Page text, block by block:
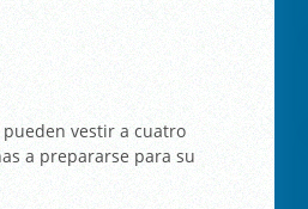
pueden vestir a cuatro
a prepararse para su